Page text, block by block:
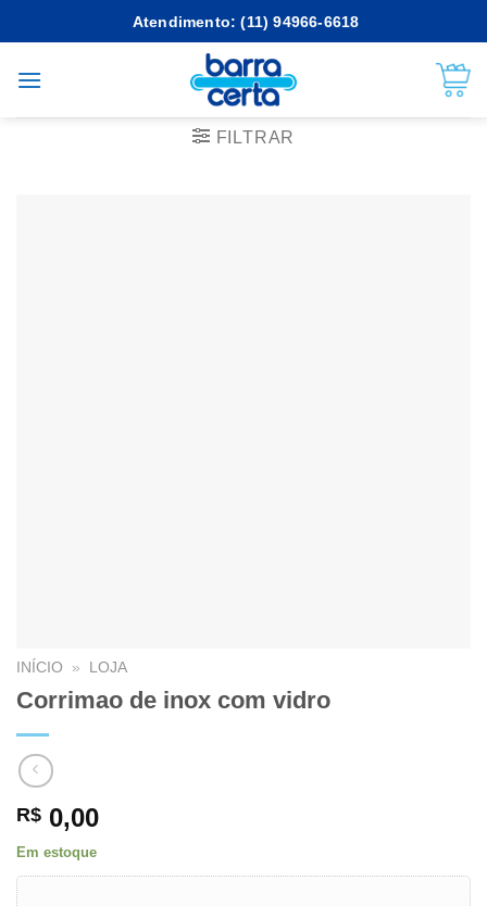
to
Atendimento: (11) 94966-6618
FILTRAR
INÍCIO » LOJA
Corrimao de inox com vidro
R$ 0,00
Em estoque